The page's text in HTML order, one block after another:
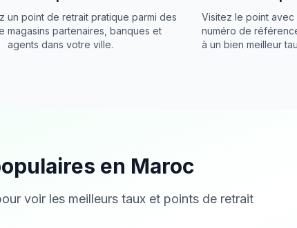
un point de retrait pratique parmi des
magasins partenaires, banques et
agents dans votre ville.
Visitez le point
numéro de
à un bien meilleur
en Maroc
voir les meilleurs taux et points de retrait